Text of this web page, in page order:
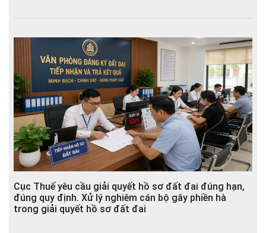
Cục Thuế yêu cầu giải quyết hồ sơ đất đai đúng hạn,
đúng quy định. Xử lý nghiêm cán bộ gây phiền hà
trong giải quyết hồ sơ đất đai